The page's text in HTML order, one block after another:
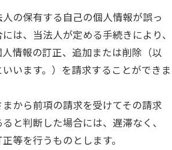
の保有する自己の個人情報が誤っ
は、当法人が定める手続きにより、
情報の訂正、追加または削除（以
います。）を請求することができま
から前項の請求を受けてその請求
と判断した場合には、遅滞なく、
等を行うものとします。